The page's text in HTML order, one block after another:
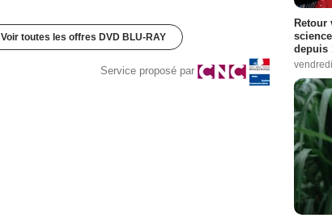
Voir toutes les offres DVD BLU-RAY
Service proposé par
Retour
depuis